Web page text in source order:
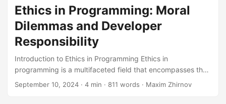
реализовано ещё вчера. Каков ваш следующий шаг?
Это не гипотетическая ситуация — для многих
разработчиков это обычный вторник. Вопрос не в том,
сталкиваются ли программисты с этическими
дилеммами, а в том, почему мы до сих пор относимся
к ним как к одиночным игрокам в
многопользовательской игре....
Ethics in Programming: Moral
Dilemmas and Developer
Responsibility
Introduction to Ethics in Programming Ethics in
programming is a multifaceted field that encompasses the
moral, legal, social, and philosophical implications of
September 10, 2024 · 4 min · 811 words · Maxim Zhirnov